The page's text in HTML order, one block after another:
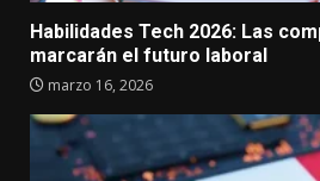
Habilidades Tech 2026: Las
marcarán el futuro laboral
marzo 16, 2026